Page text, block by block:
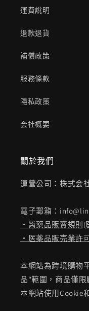
運費說明
退款退貨
補償政策
服務條款
隱私政策
会社概要
關於我們
運營公司：株式会
電子郵箱：
・醫藥品販賣規則(
・医薬品販売業許
本網站為跨境購物
品"範圍，商品僅限
本網站使用Cookie